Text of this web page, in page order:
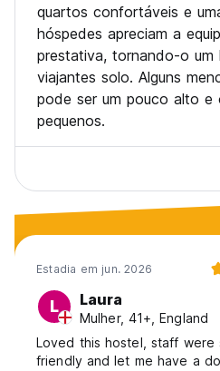
quartos confortáveis e
hóspedes apreciam a
prestativa, tornando-o um
viajantes solo. Alguns
pode ser um pouco alto e
pequenos.
Estadia em jun. 2026
L Laura
Mulher, 41+, England
Loved this hostel, staff were
friendly and let me have a